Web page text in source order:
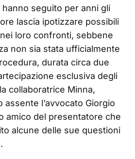
seguito per anni gli
lascia ipotizzare possibili
loro confronti, sebbene
non sia stata ufficialmente
durata circa due
esclusiva degli
collaboratrice Minna,
l’avvocato Giorgio
amico del presentatore che
alcune delle sue questioni